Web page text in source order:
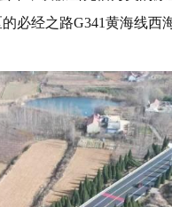
必经之路G341黄海线西